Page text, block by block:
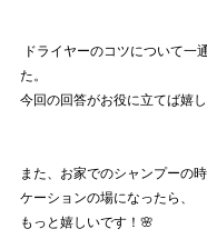
ドライヤーのコツについて一
た。
今回の回答がお役に立てば嬉
また、お家でのシャンプーの
ケーションの場になったら、
もっと嬉しいです！🌸